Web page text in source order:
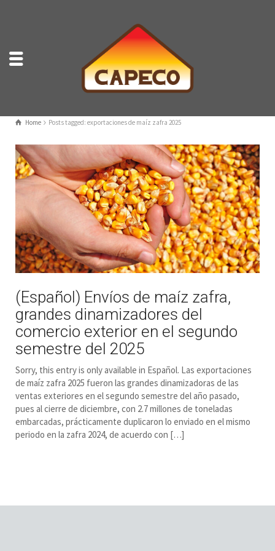
Home Posts tagged: exportaciones de maíz zafra 2025
(Español) Envíos de maíz zafra,
grandes dinamizadores del
comercio exterior en el segundo
semestre del 2025
Sorry, this entry is only available in Español. Las exportaciones
de maíz zafra 2025 fueron las grandes dinamizadoras de las
ventas exteriores en el segundo semestre del año pasado,
pues al cierre de diciembre, con 2.7 millones de toneladas
embarcadas, prácticamente duplicaron lo enviado en el mismo
periodo en la zafra 2024, de acuerdo con […]